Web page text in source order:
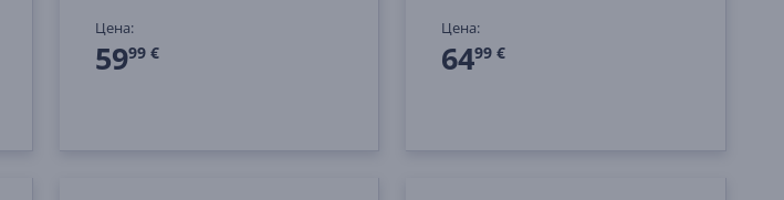
Цена:
5999 €
Цена:
6499 €